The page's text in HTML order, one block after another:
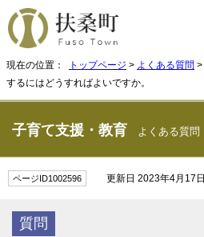
現在の位置： トップページ > よくある質問 >
するにはどうすればよいですか。
子育て支援・教育 よくある質問
ページID1002596 更新日 2023年4月17日
質問